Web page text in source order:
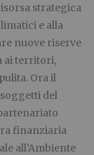
strategica
e alla
nuove riserve
ai territori,
Ora il
del
finanziaria
all’Ambiente